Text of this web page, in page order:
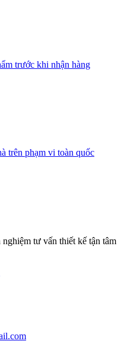
trước khi nhận hàng
trên phạm vi toàn quốc
tư vấn thiết kế tận tâm